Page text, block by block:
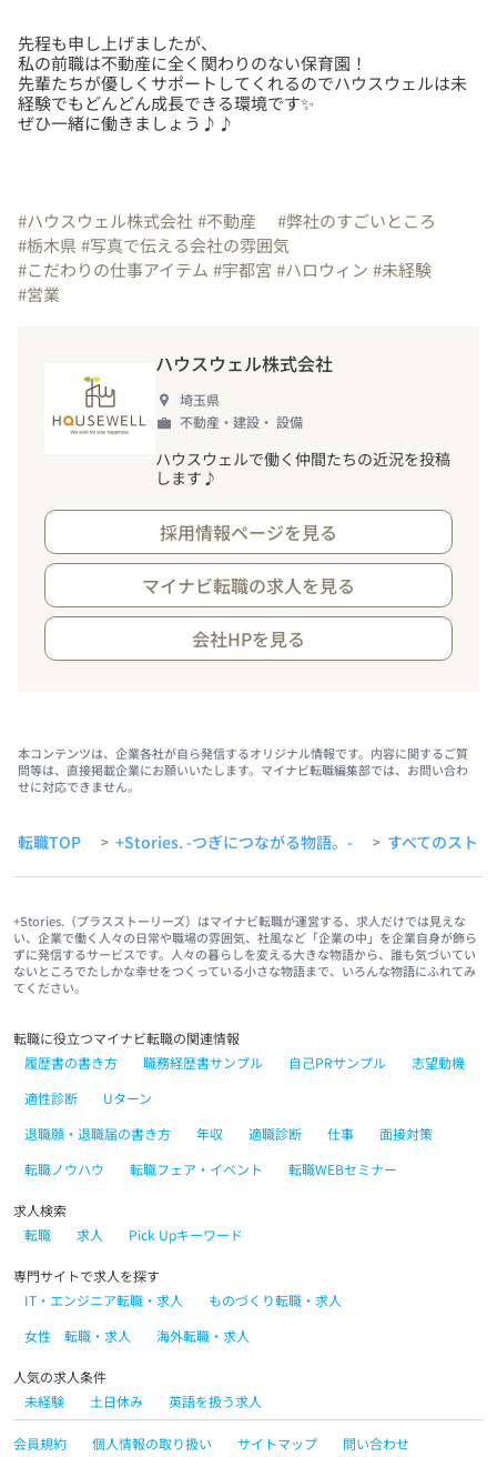
先程も申し上げましたが、
私の前職は不動産に全く関わりのない保育園！
先輩たちが優しくサポートしてくれるのでハウスウェルは未
経験でもどんどん成長できる環境です✨
ぜひ一緒に働きましょう♪♪
#ハウスウェル株式会社#不動産
#弊社のすごいところ
#栃木県#写真で伝える会社の雰囲気
#こだわりの仕事アイテム #宇都宮 #ハロウィン #未経験
#営業
ハウスウェル株式会社
埼玉県
不動産・建設・ 設備
ハウスウェルで働く仲間たちの近況を投稿
します♪
採用情報ページを見る
マイナビ転職の求人を見る
会社HPを見る
本コンテンツは、企業各社が自ら発信するオリジナル情報です。内容に関するご質
問等は、直接掲載企業にお願いいたします。マイナビ転職編集部では、お問い合わ
せに対応できません。
転職TOP > +Stories. -つぎにつながる物語。- > すべてのスト
+Stories.（プラスストーリーズ）はマイナビ転職が運営する、求人だけでは見えな
い、企業で働く人々の日常や職場の雰囲気、社風など「企業の中」を企業自身が飾ら
ずに発信するサービスです。人々の暮らしを変える大きな物語から、誰も気づいてい
ないところでたしかな幸せをつくっている小さな物語まで、いろんな物語にふれてみ
てください。
転職に役立つマイナビ転職の関連情報
履歴書の書き方
職務経歴書サンプル 自己PRサンプル
志望動機
適性診断
Uターン
退職願・退職届の書き方
年収 適職診断 仕事
面接対策
転職ノウハウ
転職フェア・イベント 転職WEBセミナー
求人検索
転職
求人 Pick Upキーワード
専門サイトで求人を探す
IT・エンジニア転職・求人
ものづくり転職・求人
女性 転職・求人
海外転職・求人
人気の求人条件
未経験
土日休み 英語を扱う求人
会員規約 個人情報の取り扱い サイトマップ 問い合わせ